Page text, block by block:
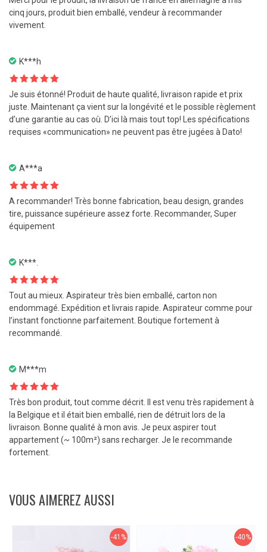
5
cinq jours, produit bien emballé, vendeur à recommander
vivement.
K***h
Note5sur
5
Je suis étonné! Produit de haute qualité, livraison rapide et prix
juste. Maintenant ça vient sur la longévité et le possible règlement
d’une garantie au cas où. D’ici là mais tout top! Les spécifications
requises «communication» ne peuvent pas être jugées à Dato!
A***a
Note 5sur
5A recommander! Très bonne fabrication, beau design, grandes
tire, puissance supérieure assez forte. Recommander, Super
équipement
K***.
Note 5sur
5
Tout au mieux. Aspirateur très bien emballé, carton non
endommagé. Expédition et livrais rapide. Aspirateur comme pour
l’instant fonctionne parfaitement. Boutique fortement à
recommandé.
M***m
Note5 sur
5
Très bon produit, tout comme décrit. Il est venu très rapidement à
la Belgique et il était bien emballé, rien de détruit lors de la
livraison. Bonne qualité à mon avis. Je peux aspirer tout
appartement (~ 100m²) sans recharger. Je le recommande
fortement.
VOUS AIMEREZ AUSSI
-41% -40%